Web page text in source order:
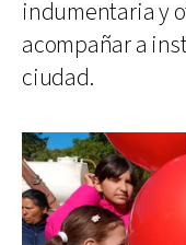
indumentaria y
acompañar a
ciudad.